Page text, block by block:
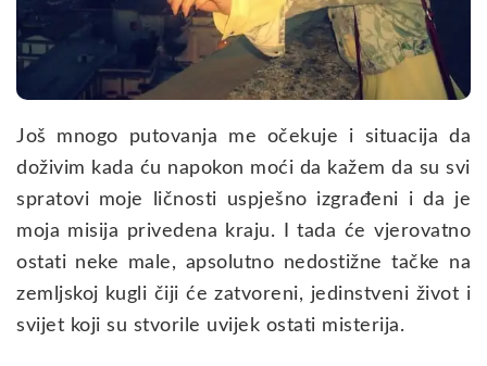
Još mnogo putovanja me očekuje i situacija da
doživim kada ću napokon moći da kažem da su svi
spratovi moje ličnosti uspješno izgrađeni i da je
moja misija privedena kraju. I tada će vjerovatno
ostati neke male, apsolutno nedostižne tačke na
zemljskoj kugli čiji će zatvoreni, jedinstveni život i
svijet koji su stvorile uvijek ostati misterija.